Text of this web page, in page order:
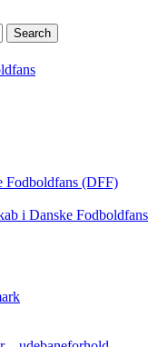
Search
Fodboldfans (DFF)
i Danske Fodboldfans